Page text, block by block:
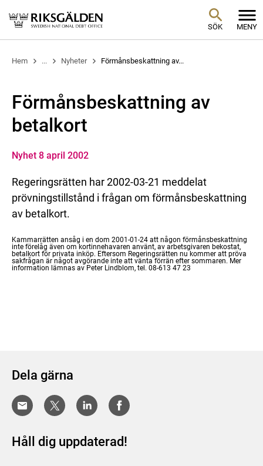
SÖK MENY
Hem ... Nyheter Förmånsbeskattning av...
Förmånsbeskattning av
betalkort
Nyhet 8 april 2002
Regeringsrätten har 2002-03-21 meddelat
prövningstillstånd i frågan om förmånsbeskattning
av betalkort.
Kammarrätten ansåg i en dom 2001-01-24 att någon förmånsbeskattning
inte förelåg även om kortinnehavaren använt, av arbetsgivaren bekostat,
betalkort för privata inköp. Eftersom Regeringsrätten nu kommer att pröva
sakfrågan är något avgörande inte att vänta förrän efter sommaren. Mer
information lämnas av Peter Lindblom, tel. 08-613 47 23
Dela gärna
Håll dig uppdaterad!